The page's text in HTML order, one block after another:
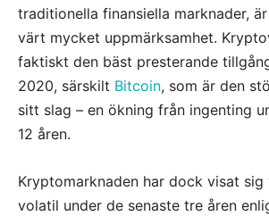
traditionella finansiella marknader,
värt mycket uppmärksamhet.
faktiskt den bäst presterande
2020, särskilt Bitcoin, som är den
sitt slag – en ökning från ingenting
12 åren.
Kryptomarknaden har dock visat sig
volatil under de senaste tre åren